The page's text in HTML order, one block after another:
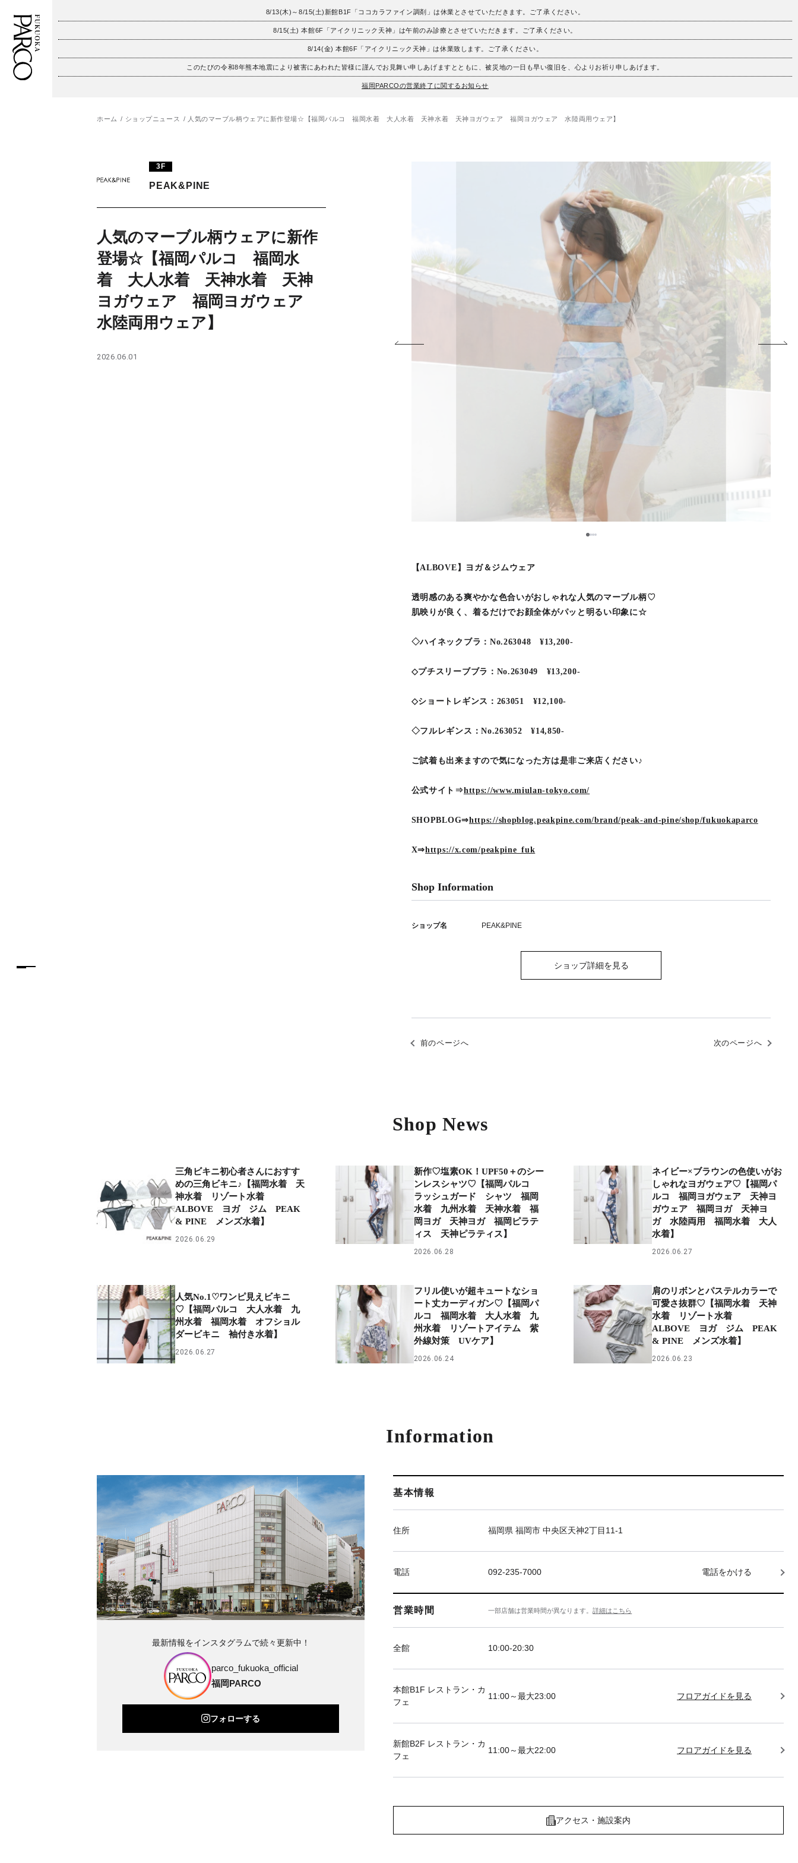
8/13(木)～8/15(土)新館B1F「ココカラファイン調剤」は休業とさせていただきます。ご了承ください。
8/15(土) 本館6F「アイクリニック天神」は午前のみ診療とさせていただきます。ご了承ください。
8/14(金) 本館6F「アイクリニック天神」は休業致します。ご了承ください。
このたびの令和8年熊本地震により被害にあわれた皆様に謹んでお見舞い申しあげますとともに、被災地の一日も早い復旧を、心よりお祈り申しあげます。
福岡PARCOの営業終了に関するお知らせ
施設案内・アクセス
TAX FREE
PARCOメンバーズ
ホーム ショップニュース 人気のマーブル柄ウェアに新作登場☆【福岡パルコ 福岡水着 大人水着 天神水着 天神ヨガウェア 福岡ヨガウェア 水陸両用ウェア】
3F
PEAK&PINE
人気のマーブル柄ウェアに新作
登場☆【福岡パルコ 福岡水
着 大人水着 天神水着 天神
ヨガウェア 福岡ヨガウェア
水陸両用ウェア】
2026.06.01
1234
【ALBOVE】ヨガ＆ジムウェア
透明感のある爽やかな色合いがおしゃれな人気のマーブル柄♡
肌映りが良く、着るだけでお顔全体がパッと明るい印象に☆
◇ハイネックブラ：No.263048 ¥13,200-
◇プチスリーブブラ：No.263049 ¥13,200-
◇ショートレギンス：263051 ¥12,100-
◇フルレギンス：No.263052 ¥14,850-
ご試着も出来ますので気になった方は是非ご来店ください♪
公式サイト⇒https://www.miulan-tokyo.com/
SHOPBLOG⇒https://shopblog.peakpine.com/brand/peak-and-pine/shop/fukuokaparco
X⇒https://x.com/peakpine_fuk
Shop Information
ショップ名 PEAK&PINE
ショップ詳細を見る
前のページへ 次のページへ
Shop News
三角ビキニ初心者さんにおすす
めの三角ビキニ♪【福岡水着 天
神水着 リゾート水着
ALBOVE ヨガ ジム PEAK
& PINE メンズ水着】
2026.06.29
新作♡塩素OK！UPF50＋のシー
ンレスシャツ♡【福岡パルコ
ラッシュガード シャツ 福岡
水着 九州水着 天神水着 福
岡ヨガ 天神ヨガ 福岡ピラテ
ィス 天神ピラティス】
2026.06.28
ネイビー×ブラウンの色使いがお
しゃれなヨガウェア♡【福岡パ
ルコ 福岡ヨガウェア 天神ヨ
ガウェア 福岡ヨガ 天神ヨ
ガ 水陸両用 福岡水着 大人
水着】
2026.06.27
人気No.1♡ワンピ見えビキニ
♡【福岡パルコ 大人水着 九
州水着 福岡水着 オフショル
ダービキニ 袖付き水着】
2026.06.27
フリル使いが超キュートなショ
ート丈カーディガン♡【福岡パ
ルコ 福岡水着 大人水着 九
州水着 リゾートアイテム 紫
外線対策 UVケア】
2026.06.24
肩のリボンとパステルカラーで
可愛さ抜群♡【福岡水着 天神
水着 リゾート水着
ALBOVE ヨガ ジム PEAK
& PINE メンズ水着】
2026.06.23
Information
基本情報
住所 福岡県 福岡市 中央区天神2丁目11-1
電話 092-235-7000 電話をかける
営業時間 一部店舗は営業時間が異なります。詳細はこちら
全館 10:00-20:30
本館B1F レストラン・カ
フェ
11:00～最大23:00 フロアガイドを見る
新館B2F レストラン・カ
フェ
11:00～最大22:00 フロアガイドを見る
アクセス・施設案内
最新情報をインスタグラムで続々更新中！
parco_fukuoka_official
福岡PARCO
フォローする